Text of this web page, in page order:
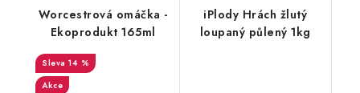
Worcestrová omáčka -
Ekoprodukt 165ml
14 %
Akce
iPlody Hrách žlutý
loupaný půlený 1kg